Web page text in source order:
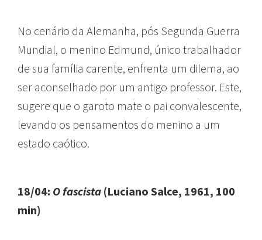
No cenário da Alemanha, pós Segunda Guerra
Mundial, o menino Edmund, único trabalhador
de sua família carente, enfrenta um dilema, ao
ser aconselhado por um antigo professor. Este,
sugere que o garoto mate o pai convalescente,
levando os pensamentos do menino a um
estado caótico.
18/04: O fascista (Luciano Salce, 1961, 100
min)